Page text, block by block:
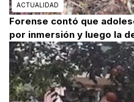
ACTUALIDAD
Forense contó que
por inmersión y luego la